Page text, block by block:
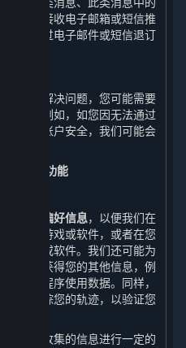
您拒绝接收电子邮箱或短信推
台、通过电子邮件或短信退订
帮助您解决问题，您可能需要
信息，例如，如您因无法通过
保您的账户安全，我们可能会
必需的功能
信息和偏好信息，以便我们在
兴趣的游戏或软件，或者在您
的游戏或软件。我们还可能为
需要而获得您的其他信息，例
和应用程序使用数据。同样，
程序跟踪您的轨迹，以验证您
能会对收集的信息进行一定的